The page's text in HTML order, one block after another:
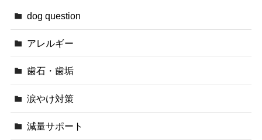
dog question
アレルギー
歯石・歯垢
涙やけ対策
減量サポート